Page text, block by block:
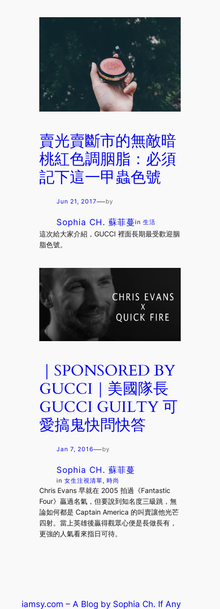
賣光賣斷市的無敵暗
桃紅色調胭脂：必須
記下這一甲蟲色號
Jun 21, 2017—by
Sophia CH. 蘇菲蔓in生活
這次給大家介紹，GUCCI 裡面長期最受歡迎胭
脂色號。
｜SPONSORED BY
GUCCI｜美國隊長
GUCCI GUILTY 可
愛搞鬼快問快答
Jan 7, 2016—by
Sophia CH. 蘇菲蔓
in女生注視清單, 時尚
Chris Evans 早就在 2005 拍過《Fantastic
Four》贏過名氣，但要說到知名度三級跳，無
論如何都是 Captain America 的叫賣讓他光芒
四射。當上英雄後贏得觀眾心便是長做長有，
更強的人氣看來指日可待。
iamsy.com – A Blog by Sophia Ch. If Any